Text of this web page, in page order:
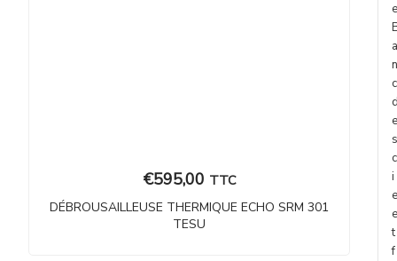
€595,00 TTC
DÉBROUSAILLEUSE THERMIQUE ECHO SRM 301
TESU
e
a
n
c
e
s
c
i
e
e
t
f